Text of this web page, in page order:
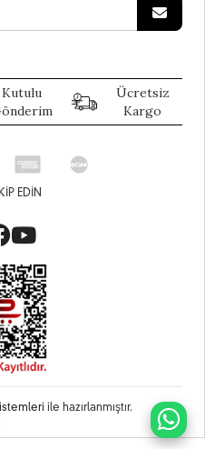
Kutulu
Ücretsiz
Kargo
EDIN
ile hazırlanmıştır.